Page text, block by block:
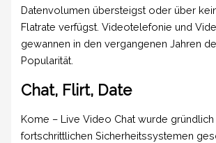
Datenvolumen übersteigst oder über
Flatrate verfügst. Videotelefonie und
gewannen in den vergangenen Jahren
Popularität.
Chat, Flirt, Date
Kome – Live Video Chat wurde
fortschrittlichen Sicherheitssystemen